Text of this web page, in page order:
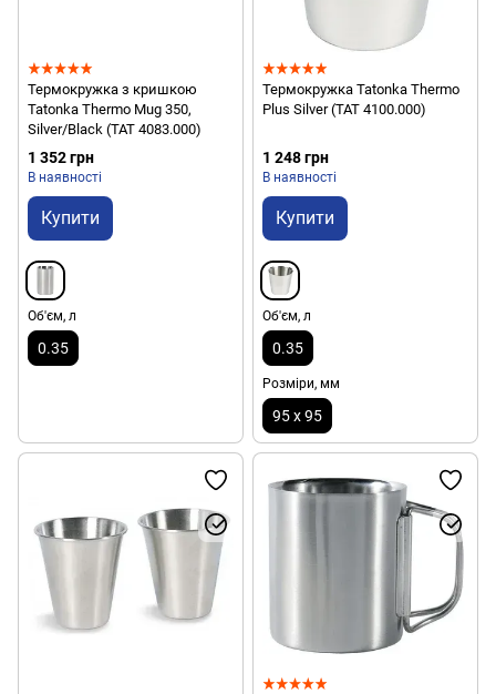
Термокружка з кришкою
Tatonka Thermo Mug 350,
Silver/Black (TAT 4083.000)
1 352 грн
В наявності
Купити
Об'єм, л
0.35
Термокружка Tatonka Thermo
Plus Silver (TAT 4100.000)
1 248 грн
В наявності
Купити
Об'єм, л
0.35
Розміри, мм
95 х 95